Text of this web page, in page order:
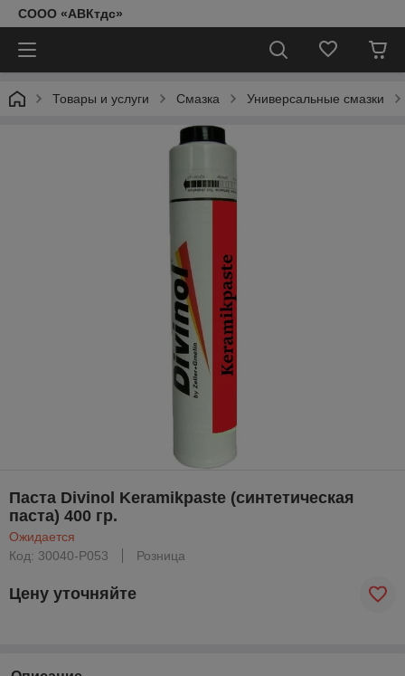
СООО «АВКтдс»
Товары и услуги Смазка Универсальные смазки
Паста Divinol Keramikpaste (синтетическая
паста) 400 гр.
Ожидается
Код: 30040-P053
Розница
Цену уточняйте